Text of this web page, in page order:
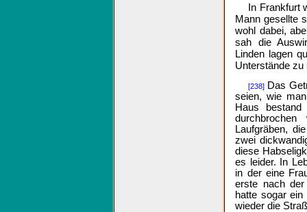
In Frankfurt
Mann gesellte
wohl dabei,
sah die
Linden lagen
Unterstände zu
[238] Das
seien, wie
Haus
Laufgräben,
zwei
diese
es leider. In
in der eine
erste nach
hatte sogar
wieder die